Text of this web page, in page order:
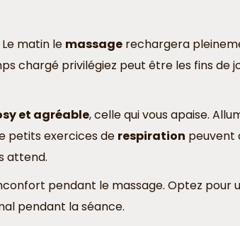
matin le massage rechargera
chargé privilégiez peut être les fins de
et agréable, celle qui vous apaise.
petits exercices de respiration peuvent
attend.
pendant le massage. Optez pour
pendant la séance.